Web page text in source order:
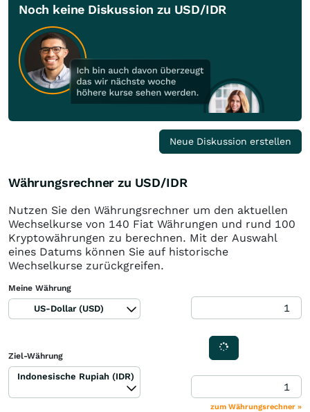
Noch keine Diskussion zu USD/IDR
Neue Diskussion erstellen
Währungsrechner zu USD/IDR
Nutzen Sie den Währungsrechner um den aktuellen
Wechselkurse von 140 Fiat Währungen und rund 100
Kryptowährungen zu berechnen. Mit der Auswahl
eines Datums können Sie auf historische
Wechselkurse zurückgreifen.
Meine Währung
US-Dollar (USD)
Ziel-Währung
Indonesische Rupiah (IDR)
zum Währungsrechner »